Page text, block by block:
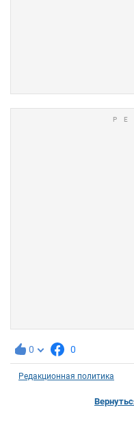
0 0
Редакционная политика